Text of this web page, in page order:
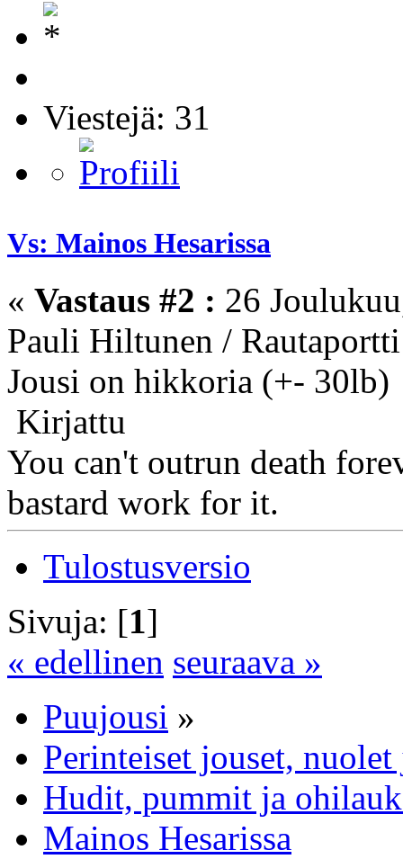
Viestejä: 31
Vs: Mainos Hesarissa
« Vastaus #2 : 26
Pauli Hiltunen / Rautaportti
Jousi on hikkoria (+- 30lb)
Kirjattu
You can't outrun death
bastard work for it.
Tulostusversio
Sivuja: [1]
« edellinen seuraava »
Puujousi »
Perinteiset jouset,
Hudit, pummit ja
Mainos Hesarissa